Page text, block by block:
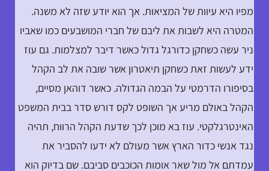
מפיו היא עיוות של המציאות. אך הוא יודע שזה לא משנה.
המטרה היא לשבות את ליבם של חברי המושבעים כמו שאביו
ניר עשה כשחקן כדורגל גדול כאשר דיבר למצלמות. גם עוז
ידע לעשות זאת כשחקן תיאטרון אשר שובה את לב הקהל
בסיפורו הדרמטי על הבמה הגדולה. כאשר דוהאן מסיים,
הקהל באולם מריע אך השופט לקס דורש סדר בבית המשפט
האינטרגלקטי. עוז בא מוכן לכך שדעת הקהל הרווח, תהיה
נגד אנשי כדור הארץ אשר מעולם לא ידעו להסביר את
עמדתם אל מול שאר אומות הכוכבים סביבם. שם בדיוק הוא